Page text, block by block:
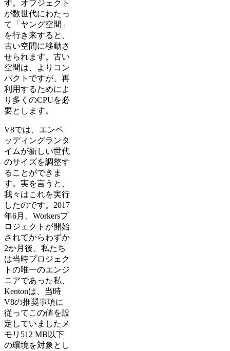
す。オブジェクト
が数世代にわたっ
て「ヤング空間」
を行き来すると、
古い空間に移動さ
せられます。古い
空間は、よりコン
パクトですが、再
利用するためによ
り多くのCPUを必
要とします。
V8では、エンベ
ッディングランタ
イムが新しい世代
のサイズを調整す
ることができま
す。実を言うと、
我々はこれを実行
したのです。2017
年6月、Workersプ
ロジェクトが開始
されてからわずか
2か月後、私たち
は当時プロジェク
トの唯一のエンジ
ニアであった私、
Kentonは、当時
V8の推奨事項に
従ってこの値を設
定していましたメ
モリ512 MB以下
の環境を対象とし